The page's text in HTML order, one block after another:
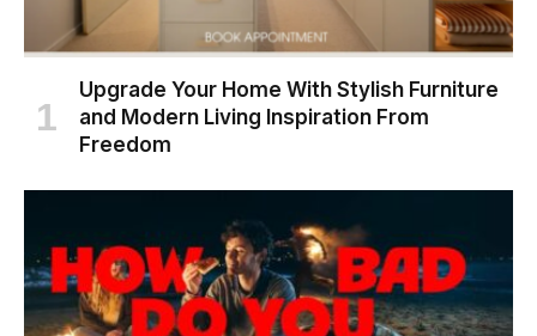
Upgrade Your Home With Stylish Furniture
and Modern Living Inspiration From
Freedom